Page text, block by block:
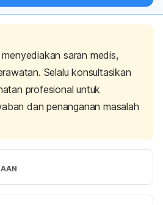
saran medis,
Selalu konsultasikan
profesional untuk
dan penanganan masalah